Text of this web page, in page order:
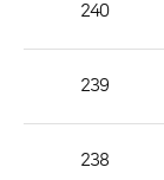
론
240
239
238